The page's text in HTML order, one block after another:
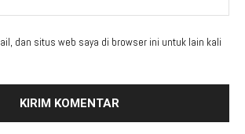
dan situs web saya di browser ini untuk lain kali